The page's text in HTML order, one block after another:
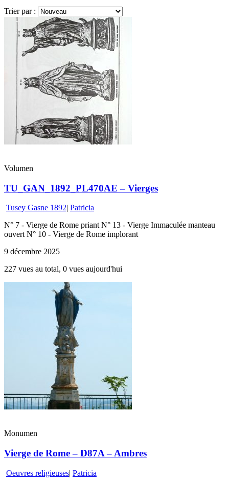
Trier par :
Volumen
TU_GAN_1892_PL470AE – Vierges
Tusey Gasne 1892| Patricia
N° 7 - Vierge de Rome priant N° 13 - Vierge Immaculée manteau
ouvert N° 10 - Vierge de Rome implorant
9 décembre 2025
227 vues au total, 0 vues aujourd'hui
Monumen
Vierge de Rome – D87A – Ambres
Oeuvres religieuses| Patricia